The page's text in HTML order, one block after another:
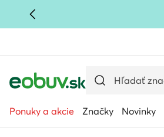
PREJSŤ NA HLAVNÝ OBSAH
Ponuky a akcie Značky Novinky